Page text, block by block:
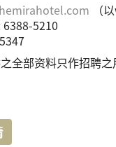
（
5210
全部资料只作招聘之